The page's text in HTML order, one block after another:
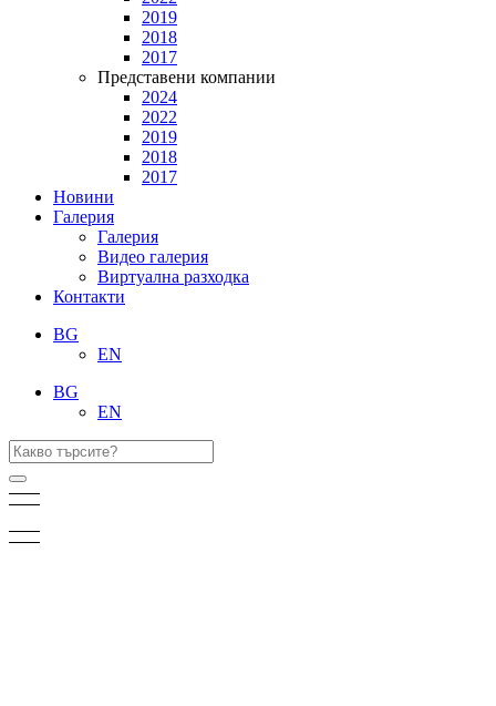
2019
2018
2017
Представени компании
2024
2022
2019
2018
2017
Новини
Галерия
Галерия
Видео галерия
Виртуална разходка
Контакти
BG
EN
BG
EN